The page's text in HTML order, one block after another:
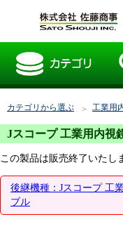
カテゴリから選ぶ 工業用
Jスコープ 工業用内視
この製品は販売終了いたし
後継機種：Jスコープ 工
ブル